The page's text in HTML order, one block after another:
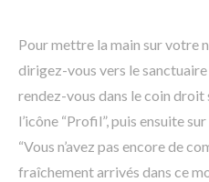
Pour mettre la main sur votre
dirigez-vous vers le
rendez-vous dans le coin
l’icône “Profil”, puis ensuite
“Vous n’avez pas encore de
fraîchement arrivés dans ce